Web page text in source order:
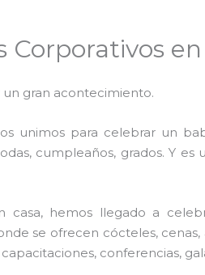
Corporativos
gran acontecimiento.
unimos para celebrar un
cumpleaños, grados. Y
casa, hemos llegado a
se ofrecen cócteles,
conferencias,